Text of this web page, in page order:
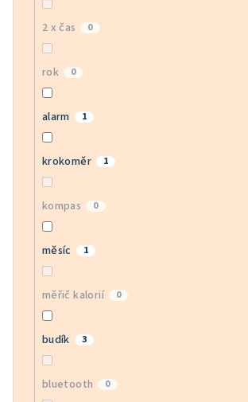
2 x čas 0
rok 0
alarm 1
krokoměr 1
kompas 0
měsíc 1
měřič kalorií 0
budík 3
bluetooth 0